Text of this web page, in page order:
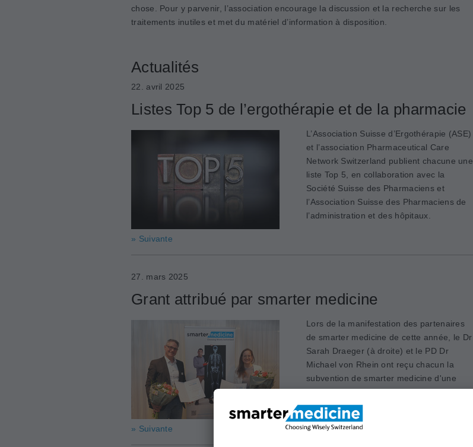
chose. Pour y parvenir, l’association encourage la discussion et la recherche sur les
traitements inutiles et met du matériel d’information à disposition.
Actualités
22. avril 2025
Listes Top 5 de l’ergothérapie et de la pharmacie
L’Association Suisse d’Ergothérapie (ASE)
et l’association Pharmaceutical Care
Network Switzerland publient chacune une
liste Top 5, en collaboration avec la
Société Suisse des Pharmaciens et
l’Association Suisse des Pharmaciens de
l’administration et des hôpitaux.
» Suivante
27. mars 2025
Grant attribué par smarter medicine
Lors de la manifestation des partenaires
de smarter medicine de cette année, le Dr
Sarah Draeger (à droite) et le PD Dr
Michael von Rhein ont reçu chacun la
subvention de smarter medicine d'une
valeur de 20'000 francs. Toutes nos
félicitations!
» Suivante